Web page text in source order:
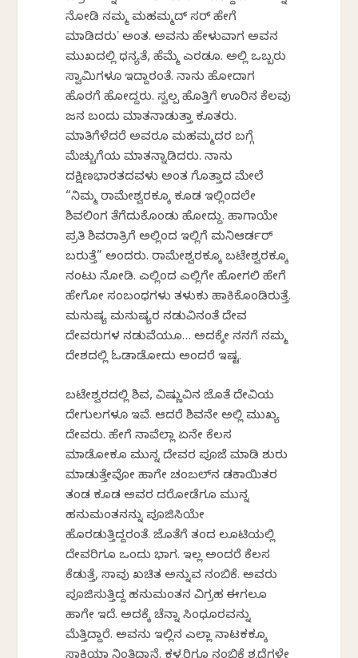
ನೋಡಿ ನಮ್ಮ ಮಹಮ್ಮದ್‌ ಸರ್‌ ಹೇಗೆ
ಮಾಡಿದರುʼ ಅಂತ. ಅವನು ಹೇಳುವಾಗ ಅವನ
ಮುಖದಲ್ಲಿ ಧನ್ಯತೆ, ಹೆಮ್ಮೆ ಎರಡೂ. ಅಲ್ಲಿ ಒಬ್ಬರು
ಸ್ವಾಮಿಗಳೂ ಇದ್ದಾರಂತೆ. ನಾನು ಹೋದಾಗ
ಹೊರಗೆ ಹೋಗಿದ್ದರು. ಸ್ವಲ್ಪ ಹೊತ್ತಿಗೆ ಊರಿನ ಕೆಲವು
ಜನ ಬಂದು ಮಾತನಾಡುತ್ತಾ ಕೂತರು.
ಮಾತಿಗೆಳೆದರೆ ಅವರೂ ಮಹಮ್ಮದರ ಬಗ್ಗೆ
ಮೆಚ್ಚುಗೆಯ ಮಾತನ್ನಾಡಿದರು. ನಾನು
ದಕ್ಷಿಣಭಾರತದವಳು ಅಂತ ಗೊತ್ತಾದ ಮೇಲೆ
“ನಿಮ್ಮ ರಾಮೇಶ್ವರಕ್ಕೂ ಕೂಡ ಇಲ್ಲಿಂದಲೇ
ಶಿವಲಿಂಗ ತೆಗೆದುಕೊಂಡು ಹೋಗಿದ್ದು. ಹಾಗಾಗಿಯೇ
ಪ್ರತಿ ಶಿವರಾತ್ರಿಗೆ ಅಲ್ಲಿಂದ ಇಲ್ಲಿಗೆ ಮನಿಆರ್ಡರ್‌
ಬರುತ್ತೆ” ಅಂದರು. ರಾಮೇಶ್ವರಕ್ಕೂ ಬಟೇಶ್ವರಕ್ಕೂ
ನಂಟು ನೋಡಿ. ಎಲ್ಲಿಂದ ಎಲ್ಲಿಗೇ ಹೋಗಲಿ ಹೇಗೆ
ಹೇಗೋ ಸಂಬಂಧಗಳು ತಳುಕು ಹಾಕಿಕೊಂಡಿರುತ್ತೆ.
ಮನುಷ್ಯ ಮನುಷ್ಯರ ನಡುವಿನಂತೆ ದೇವ
ದೇವರುಗಳ ನಡುವೆಯೂ… ಅದಕ್ಕೇ ನನಗೆ ನಮ್ಮ
ದೇಶದಲ್ಲಿ ಓಡಾಡೋದು ಅಂದರೆ ಇಷ್ಟ.
ಬಟೇಶ್ವರದಲ್ಲಿ ಶಿವ, ವಿಷ್ಣುವಿನ ಜೊತೆ ದೇವಿಯ
ದೇಗುಲಗಳೂ ಇವೆ. ಆದರೆ ಶಿವನೇ ಅಲ್ಲಿ ಮುಖ್ಯ
ದೇವರು. ಹೇಗೆ ನಾವೆಲ್ಲಾ ಏನೇ ಕೆಲಸ
ಮಾಡೋಕೂ ಮುನ್ನ ದೇವರ ಪೂಜೆ ಮಾಡಿ ಶುರು
ಮಾಡುತ್ತೇವೋ ಹಾಗೇ ಚಂಬಲ್‌ನ ಡಕಾಯಿತರ
ತಂಡ ಕೂಡ ಅವರ ದರೋಡೆಗೂ ಮುನ್ನ
ಹನುಮಂತನನ್ನು ಪೂಜಿಸಿಯೇ
ಹೊರಡುತ್ತಿದ್ದರಂತೆ. ಜೊತೆಗೆ ತಂದ ಲೂಟಿಯಲ್ಲಿ
ದೇವರಿಗೂ ಒಂದು ಭಾಗ. ಇಲ್ಲ ಅಂದರೆ ಕೆಲಸ
ಕೆಡುತ್ತೆ, ಸಾವು ಖಚಿತ ಅನ್ನುವ ನಂಬಿಕೆ. ಅವರು
ಪೂಜಿಸುತ್ತಿದ್ದ ಹನುಮಂತನ ವಿಗ್ರಹ ಈಗಲೂ
ಹಾಗೇ ಇದೆ. ಅದಕ್ಕೆ ಚೆನ್ನಾಗಿ ಸಿಂಧೂರವನ್ನು
ಮೆತ್ತಿದ್ದಾರೆ. ಅವನು ಇಲ್ಲಿನ ಎಲ್ಲಾ ನಾಟಕಕ್ಕೂ